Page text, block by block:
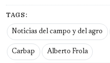
TAGS:
Noticias del campo y del agro
Carbap Alberto Frola